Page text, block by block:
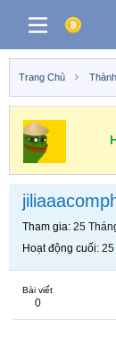
Trang Chủ
Tham gia 25
Hoạt động cuối 25
Bài viết
0